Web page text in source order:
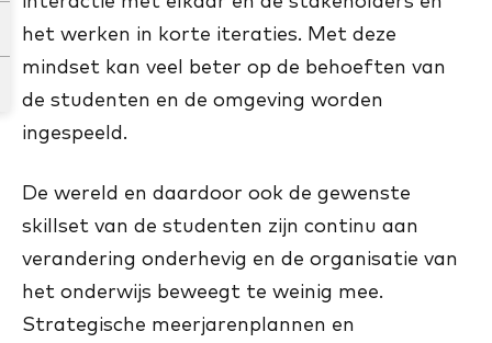
het werken in korte iteraties. Met deze
mindset kan veel beter op de behoeften van
de studenten en de omgeving worden
ingespeeld.
De wereld en daardoor ook de gewenste
skillset van de studenten zijn continu aan
verandering onderhevig en de organisatie van
het onderwijs beweegt te weinig mee.
Strategische meerjarenplannen en